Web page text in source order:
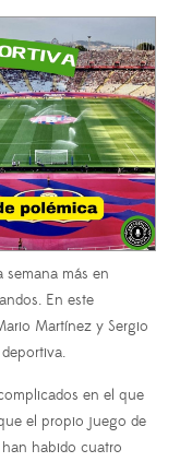
semana más en
En este
Martínez y Sergio
en el que
el propio juego de
habido cuatro